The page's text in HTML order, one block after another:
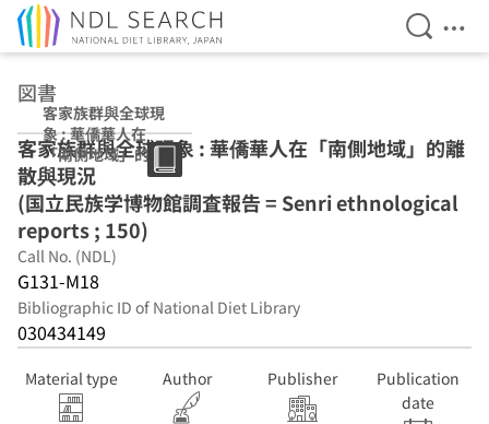
Open
図書
客家族群與全球現
象 : 華僑華人在
「南側地域」的離
散與現況 (国立民
族学博物館調査報
告 = Senri
ethnological
reports ; 150)
客家族群與全球現象 : 華僑華人在「南側地域」的離
散與現況
(国立民族学博物館調査報告 = Senri ethnological
reports ; 150)
Call No. (NDL)
G131-M18
Bibliographic ID of National Diet Library
030434149
Material type Author Publisher
Publication
date